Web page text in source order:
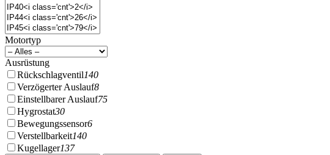
Motortyp
Ausrüstung
Rückschlagventil140
Verzögerter Auslauf8
Einstellbarer Auslauf75
Hygrostat30
Bewegungssensor6
Verstellbarkeit140
Kugellager137